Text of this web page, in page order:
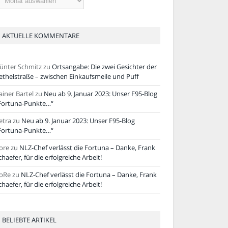
AKTUELLE KOMMENTARE
Schmitzzu Ortsangabe: Die zwei Gesichter der
– zwischen Einkaufsmeile und Puff
Bartelzu Neu ab 9. Januar 2023: Unser F95-Blog
Punkte…“
zu Neu ab 9. Januar 2023: Unser F95-Blog
Punkte…“
zu NLZ-Chef verlässt die Fortuna – Danke, Frank
für die erfolgreiche Arbeit!
zu NLZ-Chef verlässt die Fortuna – Danke, Frank
für die erfolgreiche Arbeit!
BELIEBTE ARTIKEL